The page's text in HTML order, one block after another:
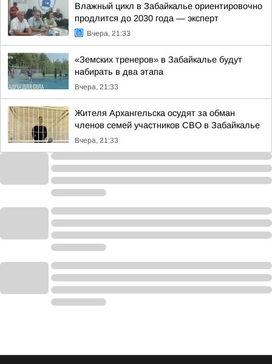
Влажный цикл в Забайкалье ориентировочно
продлится до 2030 года — эксперт
Вчера, 21:33
«Земских тренеров» в Забайкалье будут
набирать в два этапа
Вчера, 21:33
Жителя Архангельска осудят за обман
членов семей участников СВО в Забайкалье
Вчера, 21:33